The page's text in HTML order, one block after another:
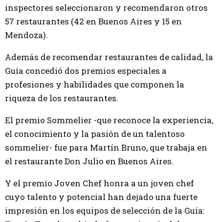
inspectores seleccionaron y recomendaron otros
57 restaurantes (42 en Buenos Aires y 15 en
Mendoza).
Además de recomendar restaurantes de calidad, la
Guía concedió dos premios especiales a
profesiones y habilidades que componen la
riqueza de los restaurantes.
El premio Sommelier -que reconoce la experiencia,
el conocimiento y la pasión de un talentoso
sommelier- fue para Martín Bruno, que trabaja en
el restaurante Don Julio en Buenos Aires.
Y el premio Joven Chef honra a un joven chef
cuyo talento y potencial han dejado una fuerte
impresión en los equipos de selección de la Guía: